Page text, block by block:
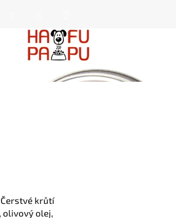
košík
Čerstvé krůtí
olivový olej,